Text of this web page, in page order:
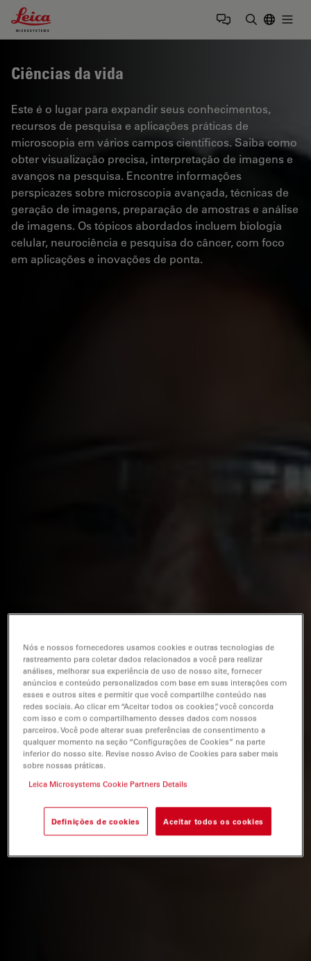
Leica Microsystems Logo
Ciências da vida
Este é o lugar para expandir seus conhecimentos,
recursos de pesquisa e aplicações práticas de
microscopia em vários campos científicos. Saiba como
obter visualização precisa, interpretação de imagens e
avanços na pesquisa. Encontre informações
perspicazes sobre microscopia avançada, técnicas de
geração de imagens, preparação de amostras e análise
de imagens. Os tópicos abordados incluem biologia
celular, neurociência e pesquisa do câncer, com foco
em aplicações e inovações de ponta.
Nós e nossos fornecedores usamos cookies e outras tecnologias de
rastreamento para coletar dados relacionados a você para realizar
análises, melhorar sua experiência de uso de nosso site, fornecer
anúncios e conteúdo personalizados com base em suas interações com
esses e outros sites e permitir que você compartilhe conteúdo nas
redes sociais. Ao clicar em “Aceitar todos os cookies”, você concorda
com isso e com o compartilhamento desses dados com nossos
parceiros. Você pode alterar suas preferências de consentimento a
qualquer momento na seção “Configurações de Cookies” na parte
inferior do nosso site. Revise nosso Aviso de Cookies para saber mais
sobre nossas práticas.
Leica Microsystems Cookie Partners Details
Definições de cookies Aceitar todos os cookies